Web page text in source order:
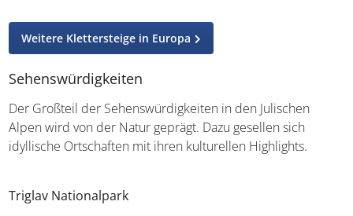
Weitere Klettersteige in Europa
Sehenswürdigkeiten
Der Großteil der Sehenswürdigkeiten in den Julischen
Alpen wird von der Natur geprägt. Dazu gesellen sich
idyllische Ortschaften mit ihren kulturellen Highlights.
Triglav Nationalpark